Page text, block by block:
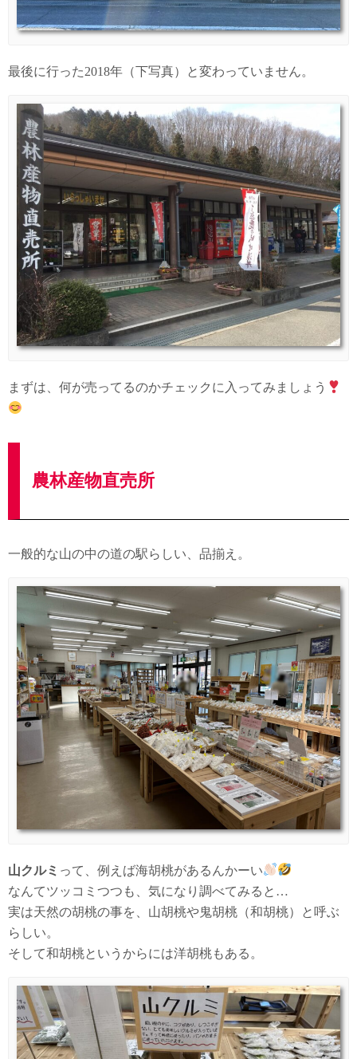
最後に行った2018年（下写真）と変わっていません。
まずは、何が売ってるのかチェックに入ってみましょう
農林産物直売所
一般的な山の中の道の駅らしい、品揃え。
山クルミ って、例えば海胡桃があるんかーい
なんてツッコミつつも、気になり調べてみると…
実は天然の胡桃の事を、山胡桃や鬼胡桃（和胡桃）と呼ぶ
らしい。
そして和胡桃というからには洋胡桃もある。